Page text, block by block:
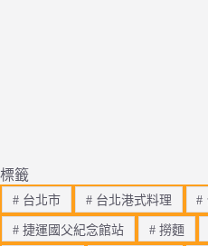
標籤
#台北市 #台北港式料理 #
#捷運國父紀念館站 #撈麵